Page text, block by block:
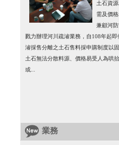
土石資
需及價
兼顧河
戮力辦理河川疏濬業務，自108年起
濬採售分離之土石售料採申購制度以
土石無法分散料源、價格易受人為哄
或...
業務